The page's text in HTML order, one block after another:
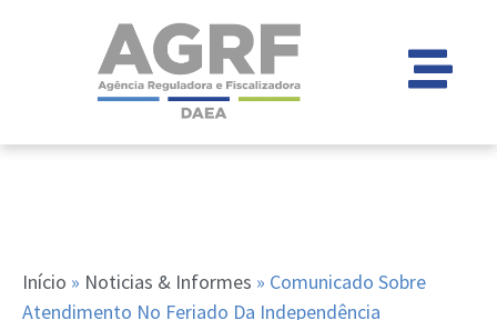
Início » Noticias & Informes » Comunicado Sobre
Atendimento No Feriado Da Independência